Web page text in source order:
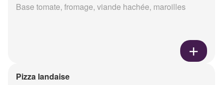
Base tomate, fromage, viande hachée, maroilles
Pizza landaise